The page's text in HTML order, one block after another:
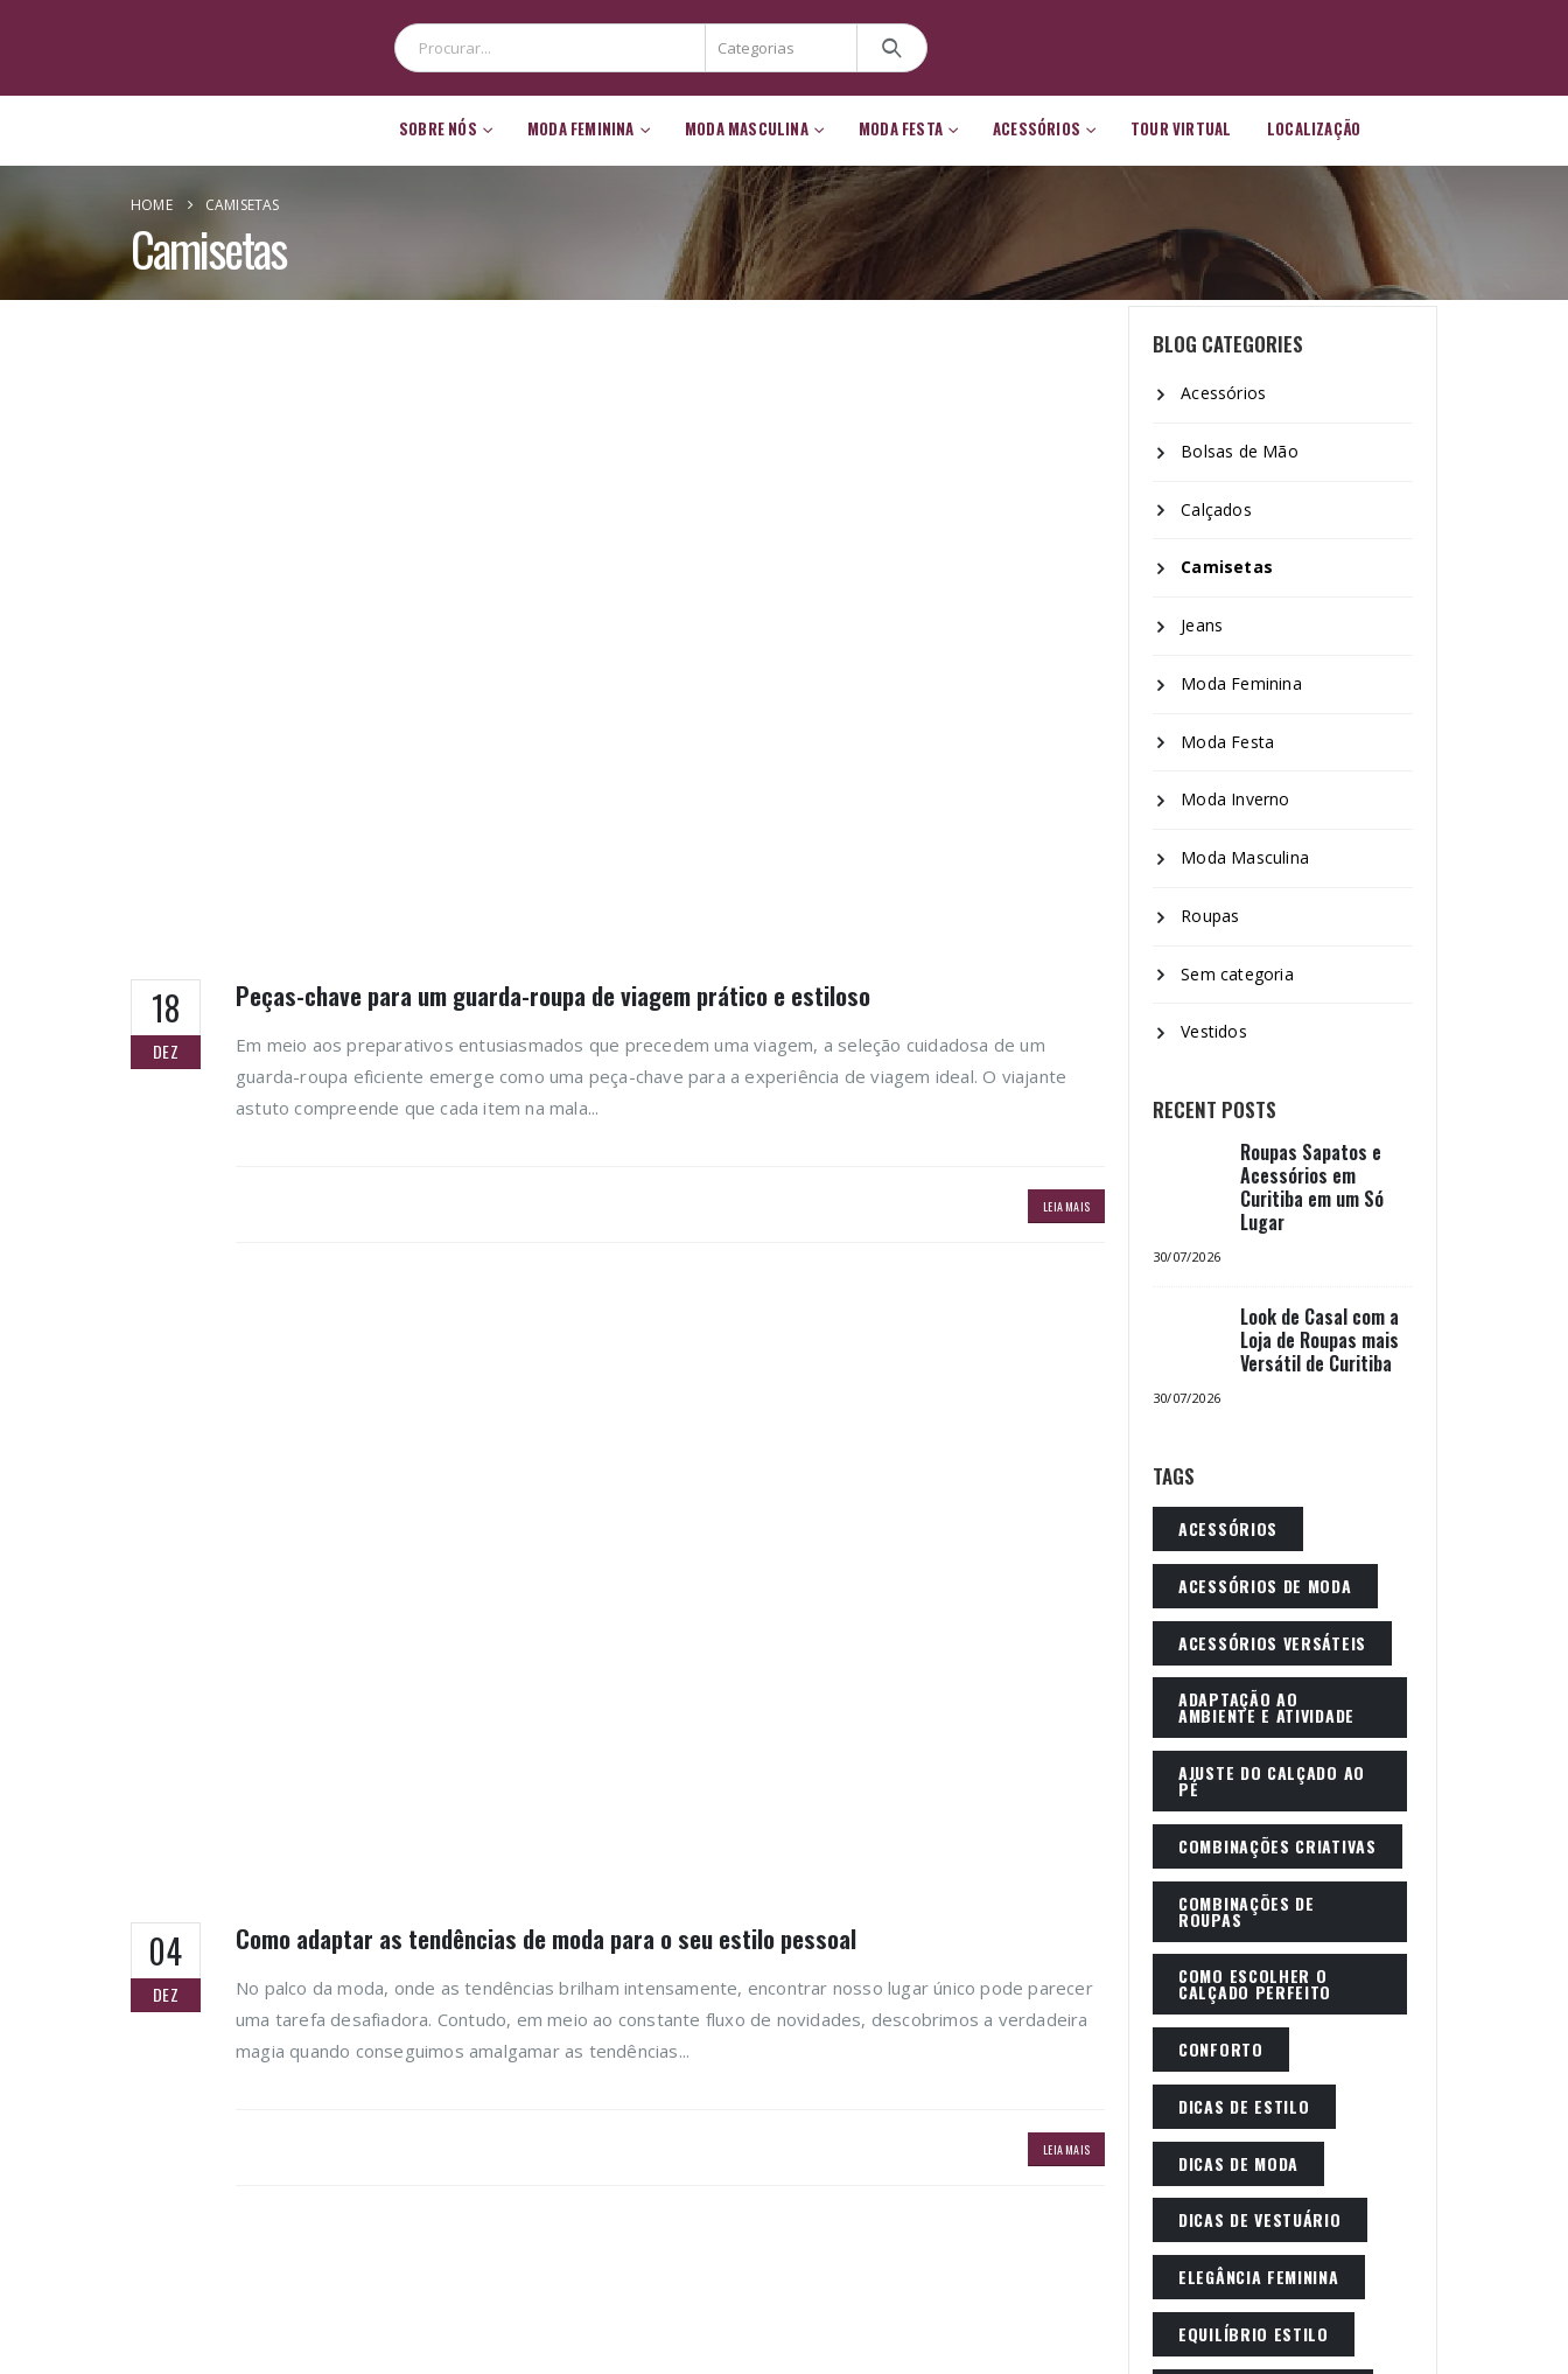
SOBRE NÓS MODA FEMININA MODA MASCULINA MODA FESTA ACESSÓRIOS TOUR VIRTUAL LOCALIZAÇÃO
HOME CAMISETAS
Camisetas
18
DEZ
Peças-chave para um guarda-roupa de viagem prático e estiloso
Em meio aos preparativos entusiasmados que precedem uma viagem, a seleção cuidadosa de um
guarda-roupa eficiente emerge como uma peça-chave para a experiência de viagem ideal. O viajante
astuto compreende que cada item na mala...
LEIA MAIS
04
DEZ
Como adaptar as tendências de moda para o seu estilo pessoal
No palco da moda, onde as tendências brilham intensamente, encontrar nosso lugar único pode parecer
uma tarefa desafiadora. Contudo, em meio ao constante fluxo de novidades, descobrimos a verdadeira
magia quando conseguimos amalgamar as tendências...
LEIA MAIS
BLOG CATEGORIES
Acessórios
Bolsas de Mão
Calçados
Camisetas
Jeans
Moda Feminina
Moda Festa
Moda Inverno
Moda Masculina
Roupas
Sem categoria
Vestidos
RECENT POSTS
Roupas Sapatos e
Acessórios em
Curitiba em um Só
Lugar
30/07/2026
Look de Casal com a
Loja de Roupas mais
Versátil de Curitiba
30/07/2026
TAGS
ACESSÓRIOS
ACESSÓRIOS DE MODA
ACESSÓRIOS VERSÁTEIS
ADAPTAÇÃO AO
AMBIENTE E ATIVIDADE
AJUSTE DO CALÇADO AO
PÉ
COMBINAÇÕES CRIATIVAS
COMBINAÇÕES DE
ROUPAS
COMO ESCOLHER O
CALÇADO PERFEITO
CONFORTO
DICAS DE ESTILO
DICAS DE MODA
DICAS DE VESTUÁRIO
ELEGÂNCIA FEMININA
EQUILÍBRIO ESTILO